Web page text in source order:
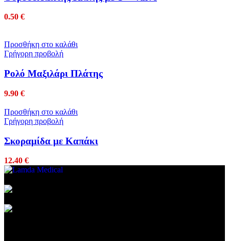
0.50 €
Προσθήκη στο καλάθι
Γρήγορη προβολή
Ρολό Μαξιλάρι Πλάτης
9.90 €
Προσθήκη στο καλάθι
Γρήγορη προβολή
Σκοραμίδα με Καπάκι
12.40 €